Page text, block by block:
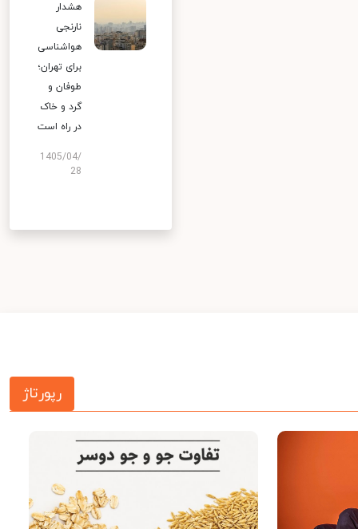
هشدار
نارنجی
هواشناسی
برای تهران؛
طوفان و
گرد و خاک
در راه است
1405/04/
28
رپورتاژ